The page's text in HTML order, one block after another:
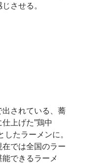
させる。
されている、蕎
上げた”鶏中
たラーメンに。
では全国のラー
できるラーメ